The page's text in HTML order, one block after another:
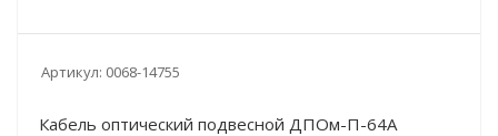
Артикул: 0068-14755
Кабель оптический подвесной ДПОм-П-64А